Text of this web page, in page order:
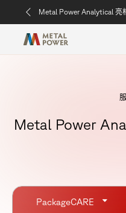
Metal Power Analytical 亮
Metal Power
PackageCARE